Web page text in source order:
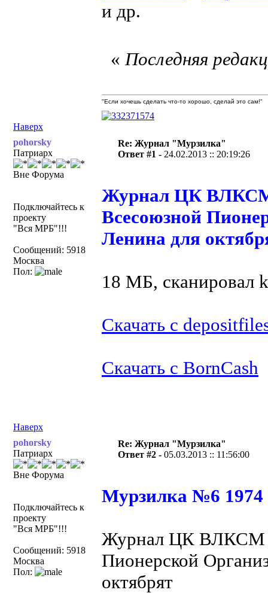
и др.
Наверх
«Последняя
"Если хочешь сделать что-то хорошо, сделай это сам!"
pohorsky
Патриарх
Вне Форума
Подключайтесь к
проекту
"Вся МРБ"!!!
Сообщений: 5918
Москва
Пол:
Re: Журнал "Мурзилка"
Ответ #1 - 24.02.2013 :: 20:19:26
Журнал ЦК ВЛКСМ
Всесоюзной
Ленина для
18 МБ, сканировал
Скачать с
Скачать с BornCash
Наверх
pohorsky
Патриарх
Вне Форума
Подключайтесь к
проекту
"Вся МРБ"!!!
Сообщений: 5918
Москва
Пол:
Re: Журнал "Мурзилка"
Ответ #2 -05.03.2013 :: 11:56:00
Мурзилка №6 1974
Журнал ЦК ВЛКСМ и
Пионерской
октябрят